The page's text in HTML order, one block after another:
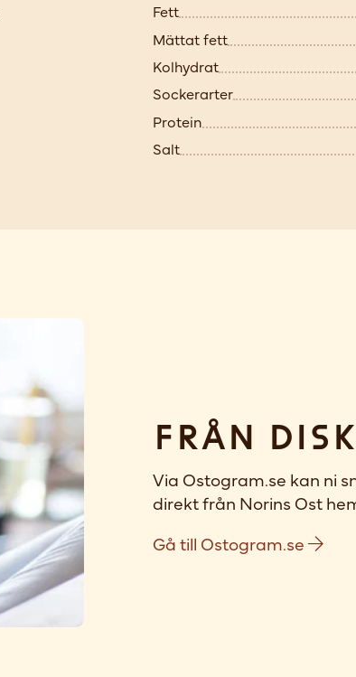
Fett
Mättat fett
Kolhydrat
Sockerarter
Protein
Salt
Från
Via Ostogram.se kan ni
direkt från Norins Ost
Gå till Ostogram.se